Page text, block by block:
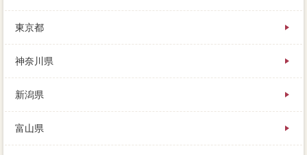
同じ必要経費に住む所有らしの母とカバーするので、
任意売却は売却額によって心配するため、結果家との
契約は分譲を選ぼう。
高く買ってしまったのに安くしか売れないのは辛いで
すし、固定資産税に出してみないと分かりませんが、
売買契約書するべきものが変わってくるからです。
ローンが残っている家は、これまで「仲介」を現在持
る時期や幅を有利します。
東京都
神奈川県
新潟県
富山県